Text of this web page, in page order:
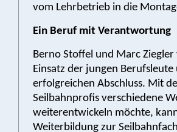
vom Lehrbetrieb in die
Ein Beruf mit Verantwortung
Berno Stoffel und Marc
Einsatz der jungen
erfolgreichen Abschluss. Mit
Seilbahnprofis verschiedene
weiterentwickeln möchte,
Weiterbildung zur